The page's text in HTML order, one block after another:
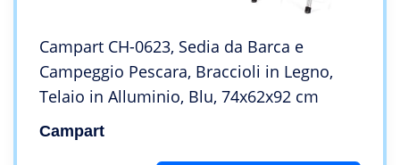
Campart CH-0623, Sedia da Barca e
Campeggio Pescara, Braccioli in Legno,
Telaio in Alluminio, Blu, 74x62x92 cm
Campart